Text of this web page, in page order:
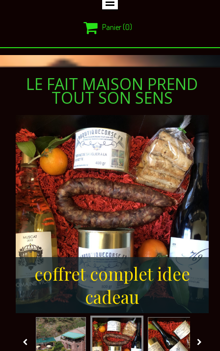
 Panier(0)
LE FAIT MAISON PREND
TOUT SON SENS
coffret complet idee
cadeau
coffret idee cadeau